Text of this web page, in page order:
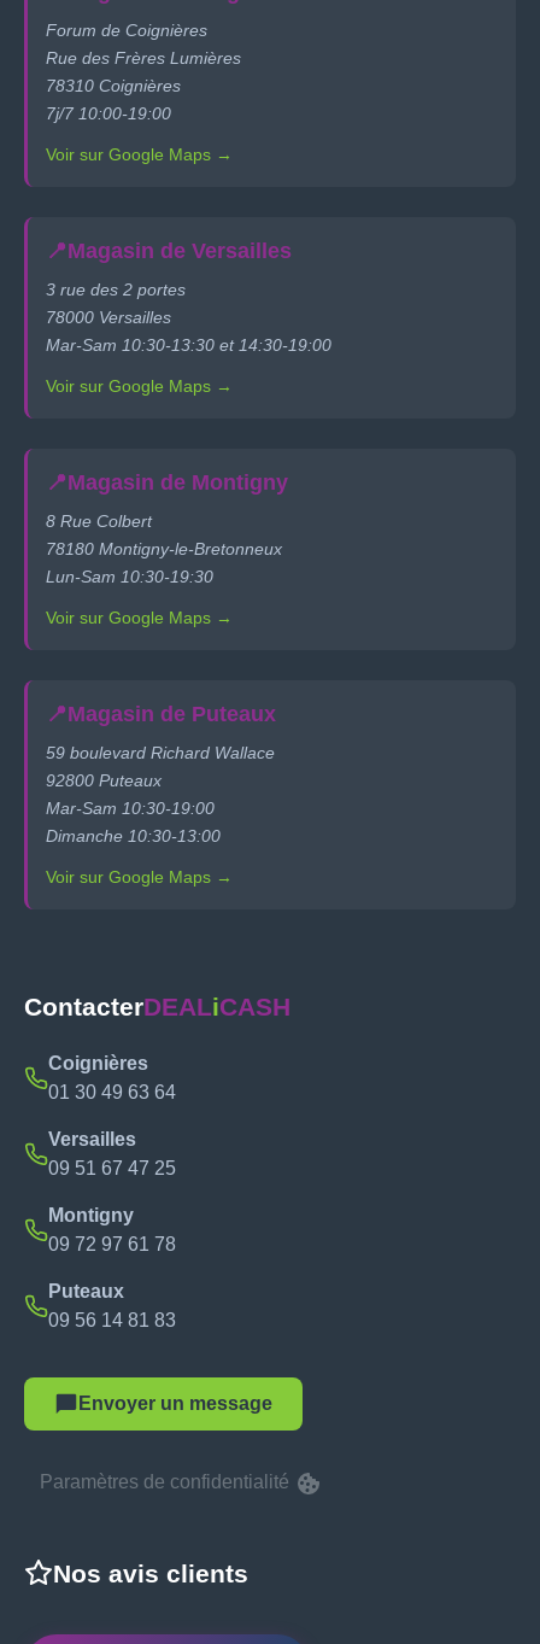
Forum de Coignières
Rue des Frères Lumières
78310 Coignières
7j/7 10:00-19:00
Voir sur Google Maps →
📍Magasin de Versailles
3 rue des 2 portes
78000 Versailles
Mar-Sam 10:30-13:30 et 14:30-19:00
Voir sur Google Maps →
📍Magasin de Montigny
8 Rue Colbert
78180 Montigny-le-Bretonneux
Lun-Sam 10:30-19:30
Voir sur Google Maps →
📍Magasin de Puteaux
59 boulevard Richard Wallace
92800 Puteaux
Mar-Sam 10:30-19:00
Dimanche 10:30-13:00
Voir sur Google Maps →
ContacterDEALiCASH
Coignières
01 30 49 63 64
Versailles
09 51 67 47 25
Montigny
09 72 97 61 78
Puteaux
09 56 14 81 83
Envoyer un message
Paramètres de confidentialité
Nos avis clients